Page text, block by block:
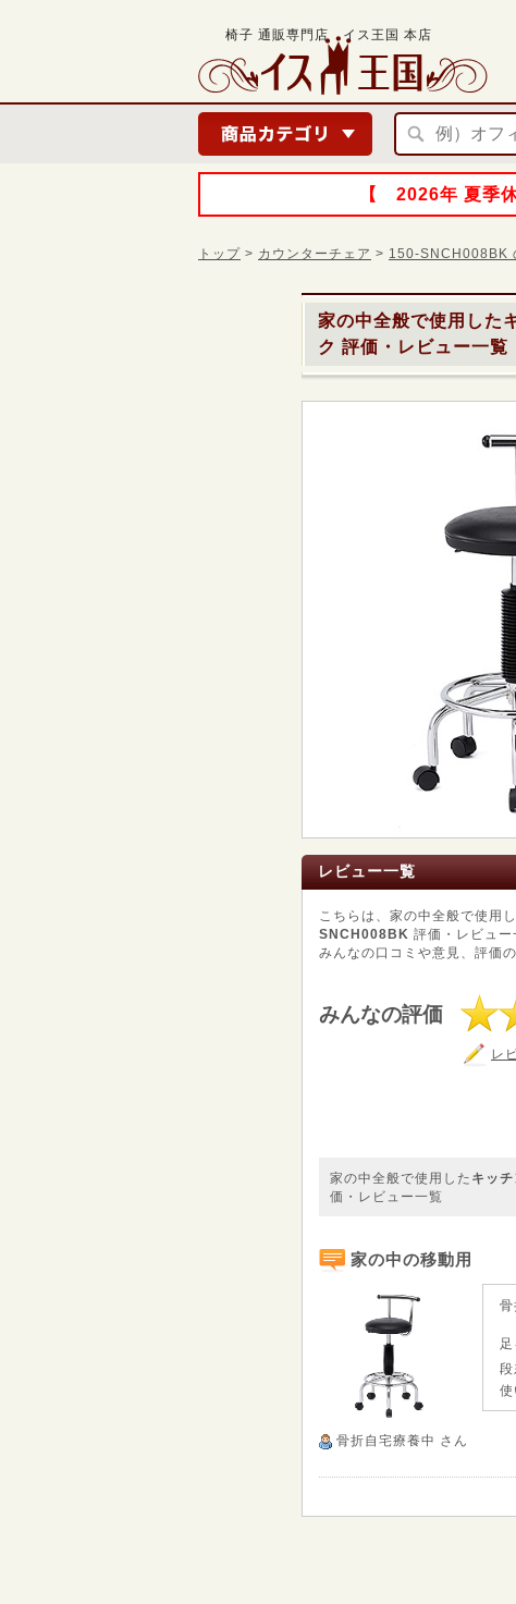
椅子 通販専門店 イス王国 本店
【 2026年 夏季
トップ > カウンターチェア > 150-SNCH008BK
家の中全般で使用した
ク 評価・レビュー一覧
レビュー一覧
こちらは、家の中全般で使用
SNCH008BK 評価・レビュー
みんなの口コミや意見、評価
みんなの評価
レ
家の中全般で使用した キッ
価・レビュー一覧
家の中の移動用
骨折自宅療養中 さん
骨
段
使